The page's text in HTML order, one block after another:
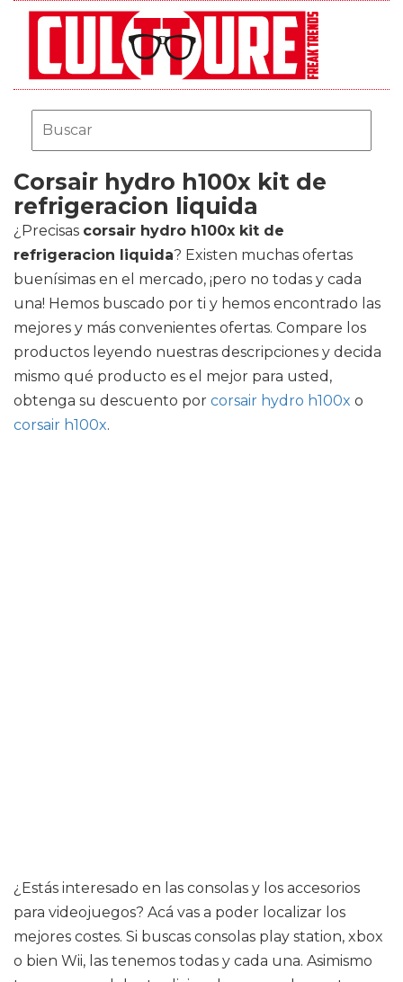
Corsair hydro h100x kit de
refrigeracion liquida
¿Precisas corsair hydro h100x kit de
refrigeracion liquida? Existen muchas ofertas
buenísimas en el mercado, ¡pero no todas y cada
una! Hemos buscado por ti y hemos encontrado las
mejores y más convenientes ofertas. Compare los
productos leyendo nuestras descripciones y decida
mismo qué producto es el mejor para usted,
obtenga su descuento por corsair hydro h100x o
corsair h100x.
¿Estás interesado en las consolas y los accesorios
para videojuegos? Acá vas a poder localizar los
mejores costes. Si buscas consolas play station, xbox
o bien Wii, las tenemos todas y cada una. Asimismo